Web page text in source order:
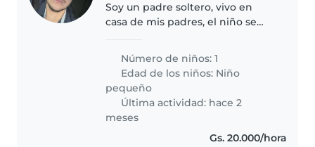
Soy un padre soltero, vivo en
casa de mis padres, el niño se
semana y por la tarde noche es
donde ya necesito una pequeña
ayuda extra con el. Todo estaría..
Número de niños: 1
Edad de los niños: Niño
pequeño
Última actividad: hace 2
meses
Gs. 20.000/hora